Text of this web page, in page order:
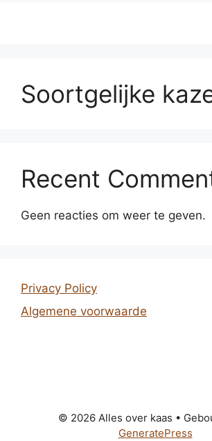
Soortgelijke
Recent
Geen reacties om weer te geven.
Privacy Policy
Algemene voorwaarde
© 2026 Alles over kaas •
GeneratePress